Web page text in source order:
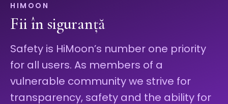
HIMOON
Fii în siguranță
Safety is HiMoon’s number one priority
for all users. As members of a
vulnerable community we strive for
transparency, safety and the ability for